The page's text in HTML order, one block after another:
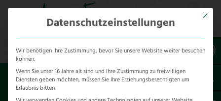
Sie sind hier:Referenzen *produkt
*Fargo
Zaun
Mit
Datenschutzeinstellungen
Wir benötigen Ihre Zustimmung, bevor Sie unsere Website weiter besuchen
können.
Wenn Sie unter 16 Jahre alt sind und Ihre Zustimmung zu freiwilligen
Diensten geben möchten, müssen Sie Ihre Erziehungsberechtigten um
Erlaubnis bitten.